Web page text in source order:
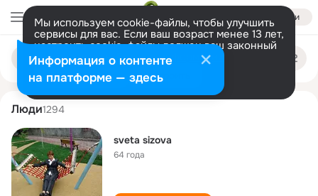
Войти
Мы используем cookie-файлы, чтобы улучшить
сервисы для вас. Если ваш возраст менее 13 лет,
настроить cookie-файлы должен ваш законный
представитель. Больше информации
Разрешить все Настроить
Поиск
людям
sveta sizova
Люди1294
sveta sizova
64 года
Информация о контенте
на платформе — здесь